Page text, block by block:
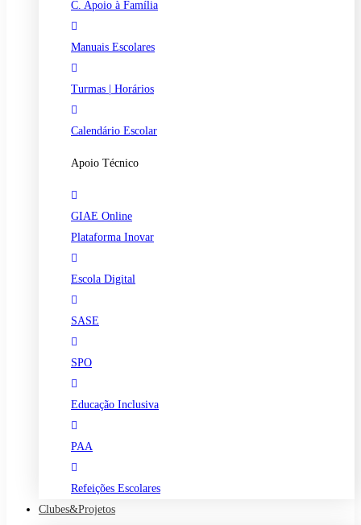
C. Apoio à Família
Manuais Escolares
Turmas | Horários
Calendário Escolar
Apoio Técnico
GIAE Online
Plataforma Inovar
Escola Digital
SASE
SPO
Educação Inclusiva
PAA
Refeições Escolares
Clubes&Projetos